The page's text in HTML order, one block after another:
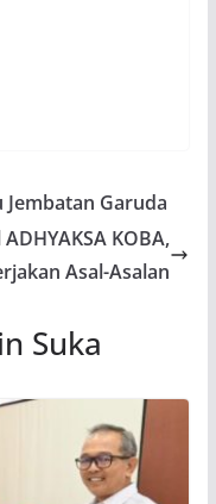
Garuda
KOBA,
Asal-Asalan
Suka